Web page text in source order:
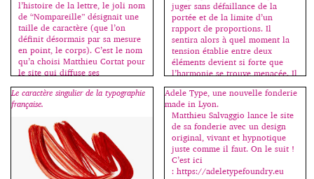
l’histoire de la lettre, le joli nom
de “Nompareille” désignait une
taille de caractère (que l’on
définit désormais par sa mesure
en point, le corps). C’est le nom
qu’a choisi Matthieu Cortat pour
le site qui diffuse ses
productions typographiques. Né
en 1982 en Suisse, Matthieu
Cortat est dessinateur de […]
juger sans défaillance de la
portée et de la limite d’un
rapport de proportions. Il
sentira alors à quel moment la
tension établie entre deux
éléments devient si forte que
l’harmonie se trouve menacée. Il
apprendra à éviter les rapports
sans tension […]
Le caractère singulier de la typographie
française.
Adele Type, une nouvelle fonderie
made in Lyon.
Matthieu Salvaggio lance le site
de sa fonderie avec un design
original, vivant et hypnotique
juste comme il faut. On le suit !
C’est ici
: https://adeletypefoundry.eu